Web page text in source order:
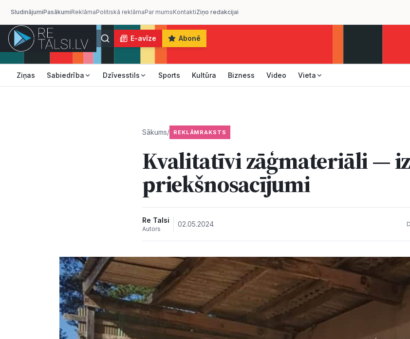
SludinājumiPasākumiReklāmaPolitiskā reklāmaPar mumsKontaktiZiņo redakcijai
E-avīze Abonē
Ziņas Sabiedrība Dzīvesstils Sports Kultūra Bizness Video Vieta
Sākums/ REKLĀMRAKSTS
Kvalitatīvi zāģmateriāli —
priekšnosacījumi
Re Talsi
Autors
02.05.2024